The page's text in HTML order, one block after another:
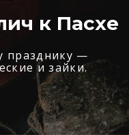
к Пасхе
празднику —
и зайки.